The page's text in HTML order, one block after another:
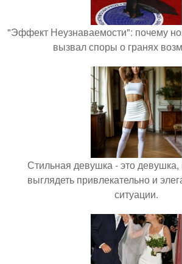
"Эффект Неузнаваемости": почему
вызвал споры о гранях
Стильная девушка - это девушка,
выглядеть привлекательно и
ситуации.